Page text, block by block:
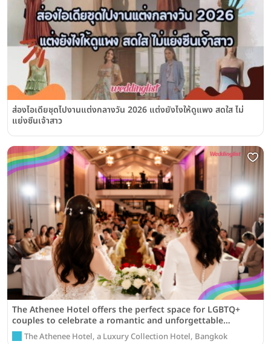
ส่องไอเดียชุดไปงานแต่งกลางวัน 2026 แต่งยังไงให้ดูแพง สดใส ไม่
แย่งซีนเจ้าสาว
The Athenee Hotel offers the perfect space for LGBTQ+
couples to celebrate a romantic and unforgettable
wedding day
The Athenee Hotel, a Luxury Collection Hotel, Bangkok